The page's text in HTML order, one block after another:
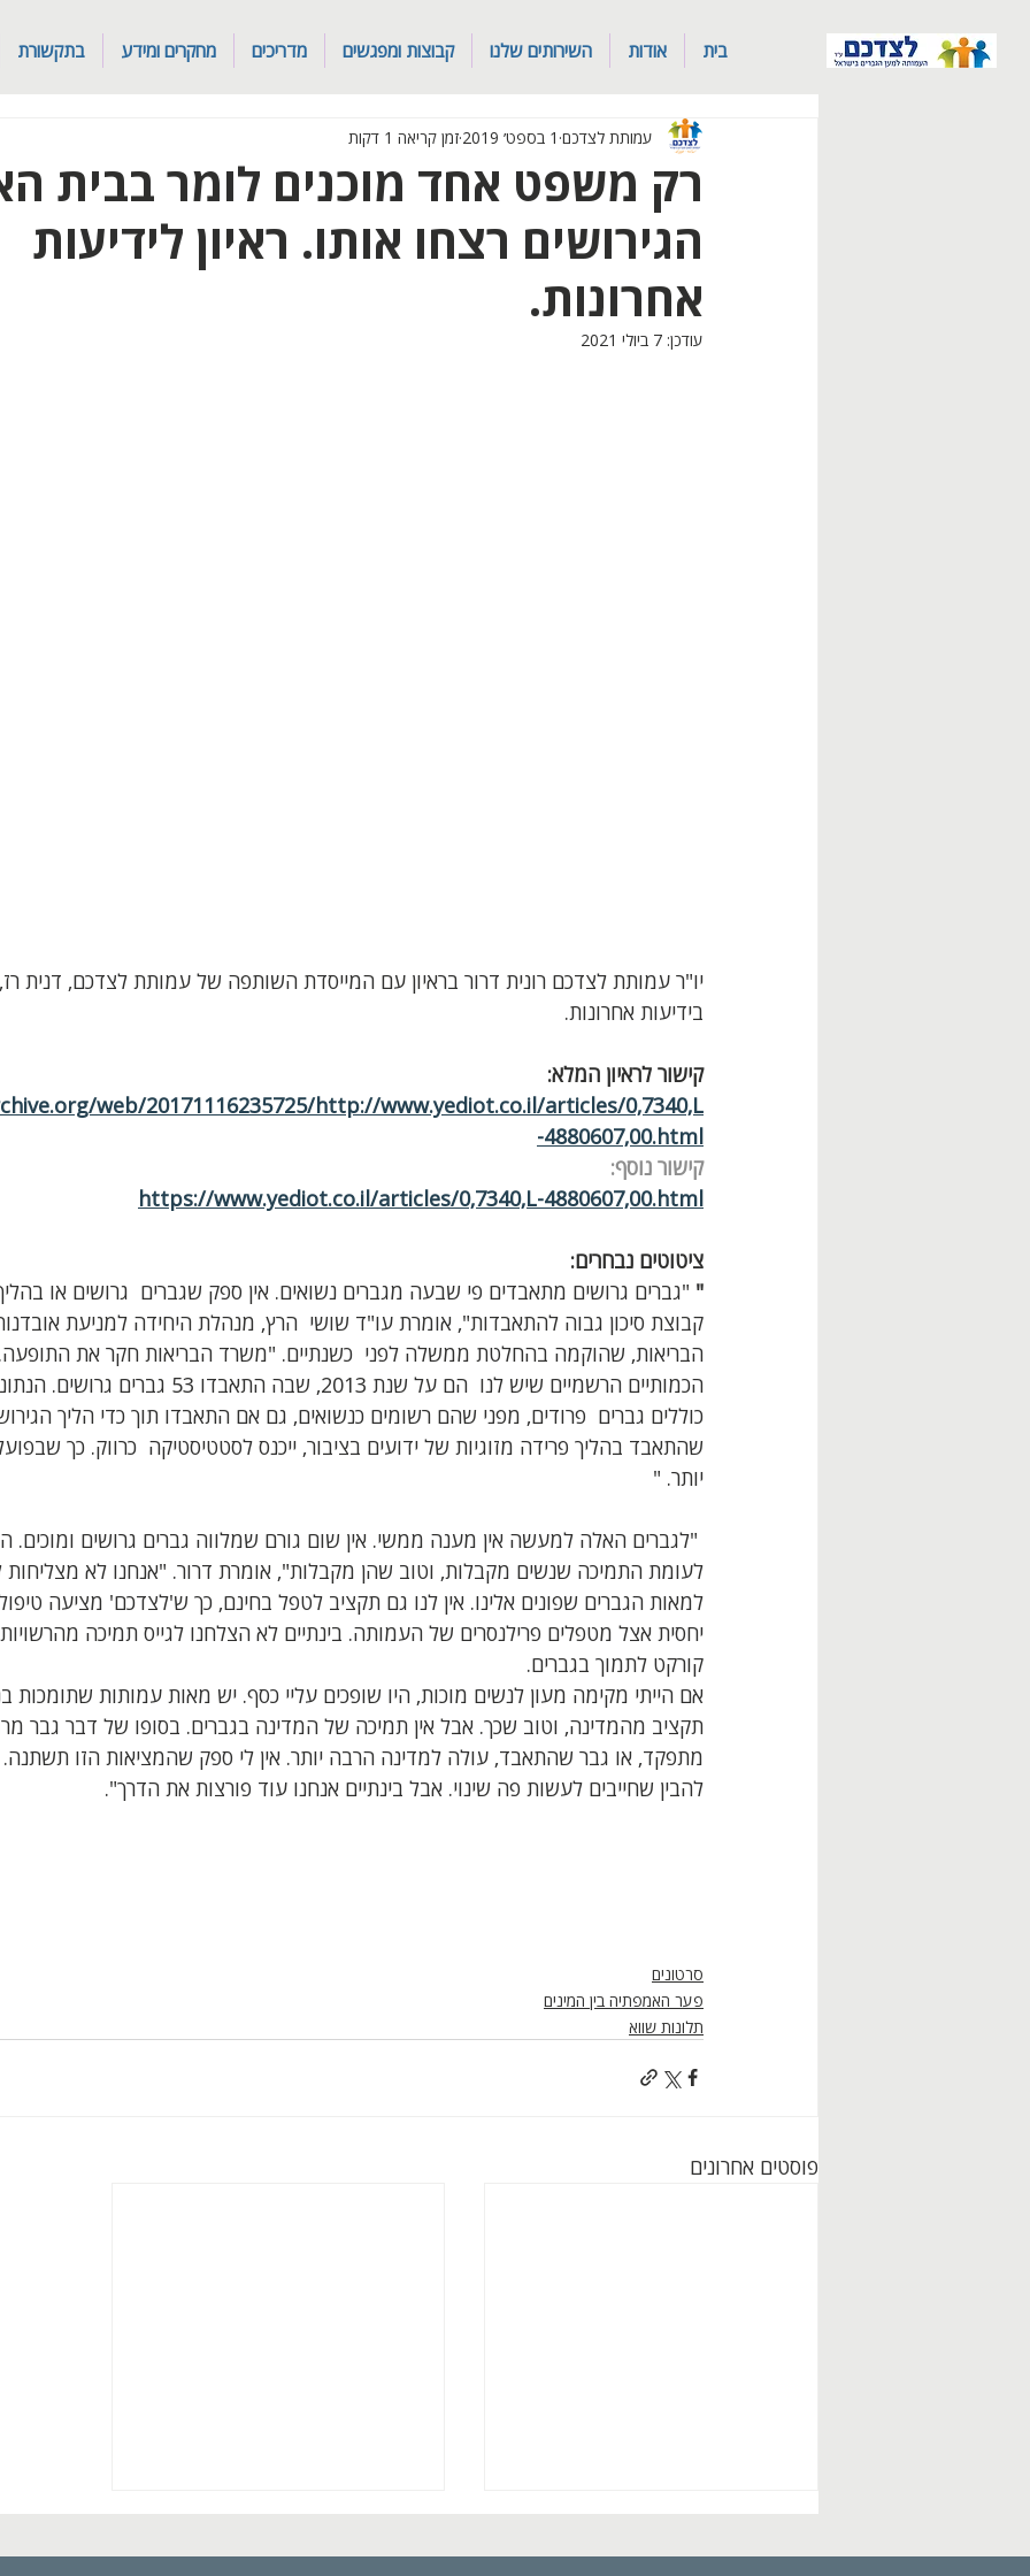
בתקשורת מחקרים ומידע מדריכים קבוצות ומפגשים השירותים שלנו אודות בית
רק משפט אחד מוכנים לומר בבית
הגירושים רצחו אותו. ראיון לידיעות
אחרונות.
עמותת לצדכם 1 בספט׳ 2019 זמן קריאה 1 דקות
עודכן: 7 ביולי 2021
יו"ר עמותת לצדכם רונית דרור בראיון עם המייסדת השותפה של עמותת לצדכם, דנית
בידיעות אחרונות.
קישור לראיון המלא:
web/20171116235725/http://www.yediot.co.il/articles/0,7340,L
-4880607,00.html
קישור נוסף:
https://www.yediot.co.il/articles/0,7340,L-4880607,00.html
ציטוטים נבחרים:
" "גברים גרושים מתאבדים פי שבעה מגברים נשואים. אין ספק שגברים  גרושים או
קבוצת סיכון גבוה להתאבדות", אומרת עו"ד שושי  הרץ, מנהלת היחידה למניעת
הבריאות, שהוקמה בהחלטת ממשלה לפני  כשנתיים. "משרד הבריאות חקר את התופעה.
הכמותיים הרשמיים שיש לנו  הם על שנת 2013, שבה התאבדו
כוללים גברים  פרודים, מפני שהם רשומים כנשואים, גם אם התאבדו תוך כדי הליך
שהתאבד בהליך פרידה מזוגיות של ידועים בציבור, ייכנס לסטטיסטיקה  כרווק. כך
יותר. "
"לגברים האלה למעשה אין מענה ממשי. אין שום גורם שמלווה גברים גרושים ומוכים.
לעומת התמיכה שנשים מקבלות, וטוב שהן מקבלות", אומרת דרור. "אנחנו לא
למאות הגברים שפונים אלינו. אין לנו גם תקציב לטפל בחינם, כך ש'לצדכם' מציעה
יחסית אצל מטפלים פרילנסרים של העמותה. בינתיים לא הצלחנו לגייס תמיכה
קורקט לתמוך בגברים.
אם הייתי מקימה מעון לנשים מוכות, היו שופכים עליי כסף. יש מאות עמותות שתומכות
תקציב מהמדינה, וטוב שכך. אבל אין תמיכה של המדינה בגברים. בסופו של דבר גבר
מתפקד, או גבר שהתאבד, עולה למדינה הרבה יותר. אין לי ספק שהמציאות הזו
להבין שחייבים לעשות פה שינוי. אבל בינתיים אנחנו עוד פורצות את הדרך".
סרטונים
פער האמפתיה בין המינים
תלונות שווא
פוסטים אחרונים